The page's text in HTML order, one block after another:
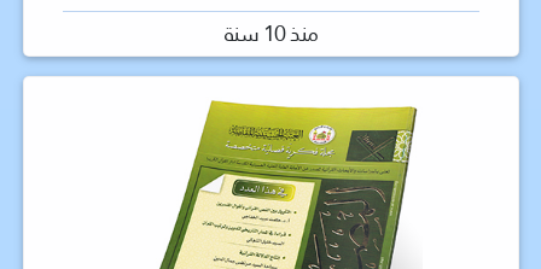
منذ 10 سنة